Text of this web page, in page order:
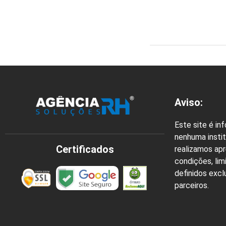
Certificados
Aviso:
Este site é
nenhuma
realizamos
condições,
definidos
parceiros.